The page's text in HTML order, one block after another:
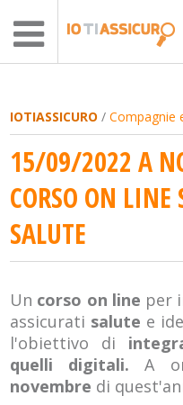
IOTIASSICURO /Compagnie
15/09/2022 A
CORSO ON LINE
SALUTE
Un corso on line per
assicurati salute e
l'obiettivo di
quelli digitali. A
novembre di